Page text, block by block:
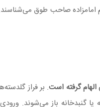
امامزاده صاحب طوق
الهام گرفته است. بر فراز
گنبدخانه باز می‌شوند.